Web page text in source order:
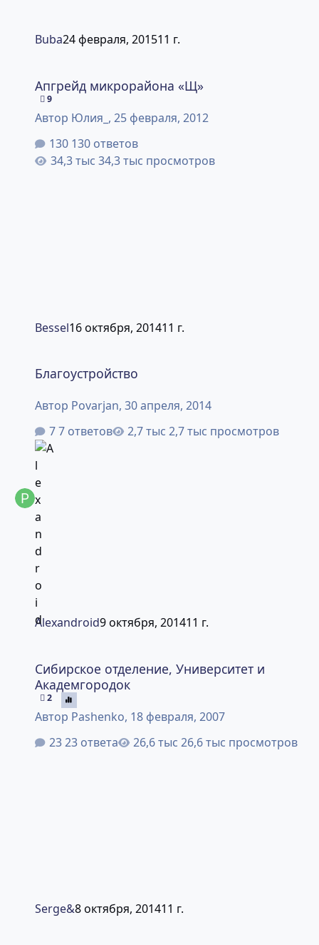
Buba24 февраля, 201511 г.
Апгрейд микрорайона «Щ»
9
Автор Юлия_ , 25 февраля, 2012
130 ответов
34,3 тыс просмотров
Bessel16 октября, 201411 г.
Благоустройство
Автор Povarjan, 30 апреля, 2014
7 ответов
2,7 тыс просмотров
Alexandroid9 октября, 201411 г.
Сибирское отделение, Университет и
Академгородок
2
Автор Pashenko, 18 февраля, 2007
23 ответа
26,6 тыс просмотров
Serge&8 октября, 201411 г.